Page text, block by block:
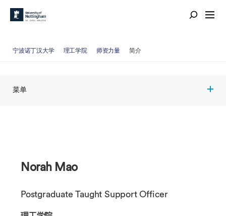
宁波诺丁汉大学 理工学院 师资力量 简介
菜单
Norah Mao
Postgraduate Taught Support Officer